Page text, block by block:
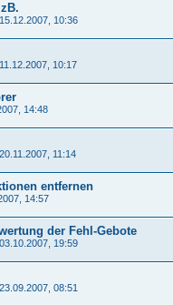
15.12.2007, 10:36
11.12.2007, 10:17
14:48
20.11.2007, 11:14
entfernen
14:57
der Fehl-Gebote
03.10.2007, 19:59
23.09.2007, 08:51